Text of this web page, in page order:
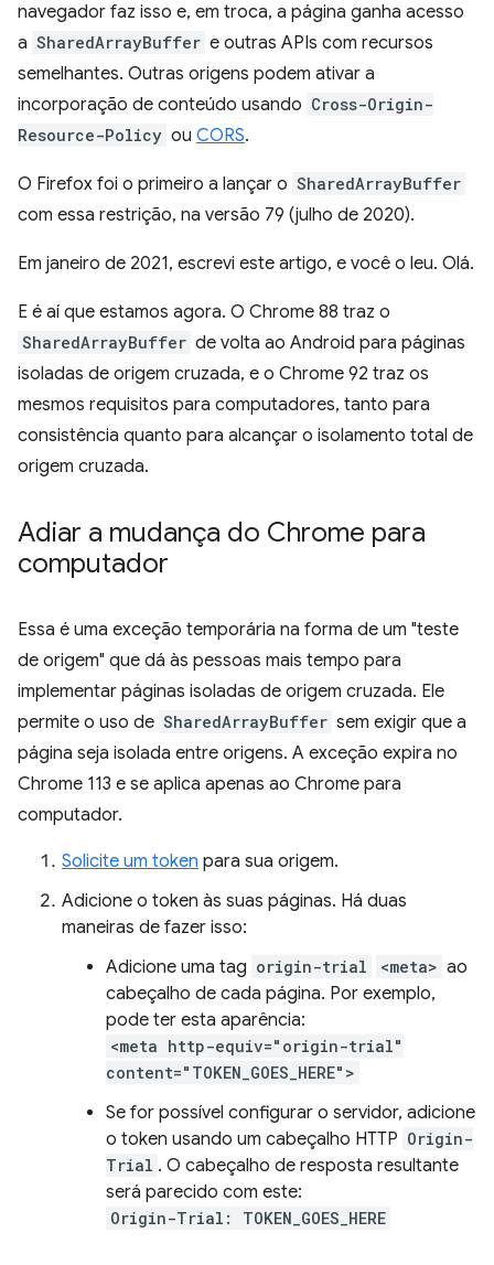
navegador faz isso e, em troca, a página ganha acesso
a SharedArrayBuffer e outras APIs com recursos
semelhantes. Outras origens podem ativar a
incorporação de conteúdo usando Cross-Origin-
Resource-Policy ou CORS.
O Firefox foi o primeiro a lançar o SharedArrayBuffer
com essa restrição, na versão 79 (julho de 2020).
Em janeiro de 2021, escrevi este artigo, e você o leu. Olá.
E é aí que estamos agora. O Chrome 88 traz o
SharedArrayBuffer de volta ao Android para páginas
isoladas de origem cruzada, e o Chrome 92 traz os
mesmos requisitos para computadores, tanto para
consistência quanto para alcançar o isolamento total de
origem cruzada.
Adiar a mudança do Chrome para
computador
Essa é uma exceção temporária na forma de um "teste
de origem" que dá às pessoas mais tempo para
implementar páginas isoladas de origem cruzada. Ele
permite o uso de SharedArrayBuffer sem exigir que a
página seja isolada entre origens. A exceção expira no
Chrome 113 e se aplica apenas ao Chrome para
computador.
Solicite um token para sua origem.
Adicione o token às suas páginas. Há duas
maneiras de fazer isso:
Adicione uma tag origin-trial <meta> ao
cabeçalho de cada página. Por exemplo,
pode ter esta aparência:
<meta http-equiv="origin-trial"
content="TOKEN_GOES_HERE">
Se for possível configurar o servidor, adicione
o token usando um cabeçalho HTTP Origin-
Trial . O cabeçalho de resposta resultante
será parecido com este:
Origin-Trial: TOKEN_GOES_HERE